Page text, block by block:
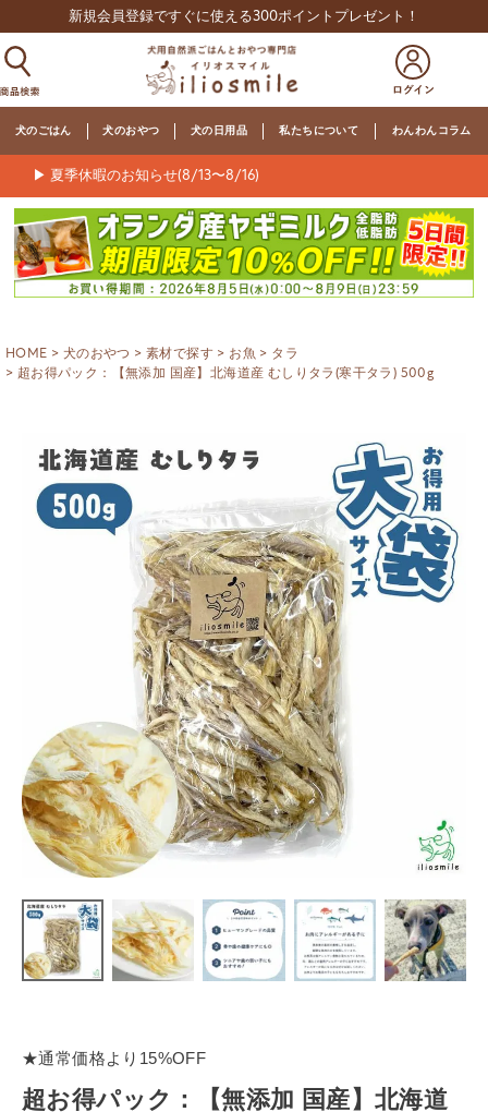
新規会員登録ですぐに使える300ポイントプレゼント！
犬のごはん 犬のおやつ 犬の日用品 私たちについて わんわんコラム
▶ 夏季休暇のお知らせ(8/13〜8/16)
HOME 犬のおやつ 素材で探す お魚
タラ
超お得パック：【無添加 国産】北海道産 むしりタラ(寒干タラ) 500g
★通常価格より15%OFF
超お得パック：【無添加 国産】北海道